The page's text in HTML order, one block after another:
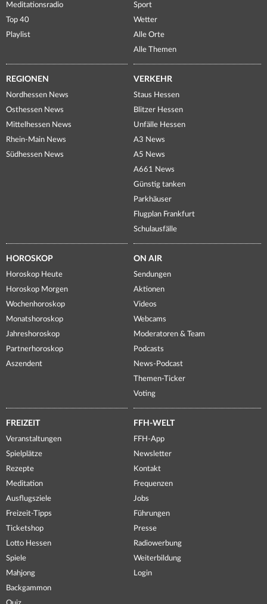
Meditationsradio
Top 40
Playlist
Sport
Wetter
Alle Orte
Alle Themen
REGIONEN
Nordhessen News
Osthessen News
Mittelhessen News
Rhein-Main News
Südhessen News
VERKEHR
Staus Hessen
Blitzer Hessen
Unfälle Hessen
A3 News
A5 News
A661 News
Günstig tanken
Parkhäuser
Flugplan Frankfurt
Schulausfälle
HOROSKOP
Horoskop Heute
Horoskop Morgen
Wochenhoroskop
Monatshoroskop
Jahreshoroskop
Partnerhoroskop
Aszendent
ON AIR
Sendungen
Aktionen
Videos
Webcams
Moderatoren & Team
Podcasts
News-Podcast
Themen-Ticker
Voting
FREIZEIT
Veranstaltungen
Spielplätze
Rezepte
Meditation
Ausflugsziele
Freizeit-Tipps
Ticketshop
Lotto Hessen
Spiele
Mahjong
Backgammon
FFH-WELT
FFH-App
Newsletter
Kontakt
Frequenzen
Jobs
Führungen
Presse
Radiowerbung
Weiterbildung
Login